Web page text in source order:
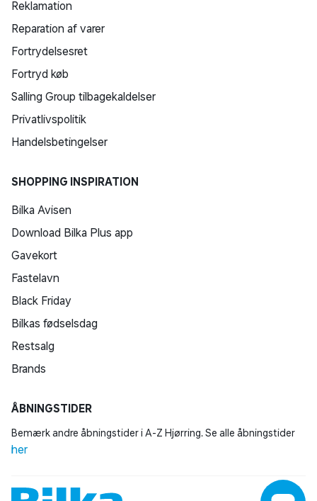
Reklamation
Reparation af varer
Fortrydelsesret
Fortryd køb
Salling Group tilbagekaldelser
Privatlivspolitik
Handelsbetingelser
SHOPPING INSPIRATION
Bilka Avisen
Download Bilka Plus app
Gavekort
Fastelavn
Black Friday
Bilkas fødselsdag
Restsalg
Brands
ÅBNINGSTIDER
Bemærk andre åbningstider i A-Z Hjørring. Se alle åbningstider
her